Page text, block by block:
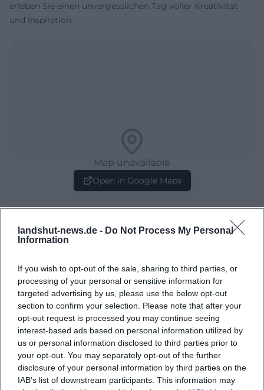
landshut-news.de - Do Not Process My Personal
Information
If you wish to opt-out of the sale, sharing to third parties, or
processing of your personal or sensitive information for
targeted advertising by us, please use the below opt-out
section to confirm your selection. Please note that after your
opt-out request is processed you may continue seeing
interest-based ads based on personal information utilized by
us or personal information disclosed to third parties prior to
your opt-out. You may separately opt-out of the further
disclosure of your personal information by third parties on the
IAB’s list of downstream participants. This information may
erleben Sie einen unvergesslichen Tag voller Kreativität
und Inspiration.
Map unavailable
Open in Google Maps
Häufig gestellte Fragen
Wann findet die Eröffnung von Kunst an der Isar
statt?